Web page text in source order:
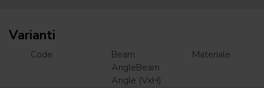
Varianti
Code
Beam
AngleBeam
Angle (VxH)
Materiale